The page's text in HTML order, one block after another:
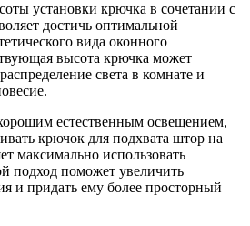
установки крючка в сочетании с
достичь оптимальной
вида оконного
высота крючка может
света в комнате и
естественным освещением,
крючок для подхвата штор на
максимально использовать
подход поможет увеличить
и придать ему более просторный